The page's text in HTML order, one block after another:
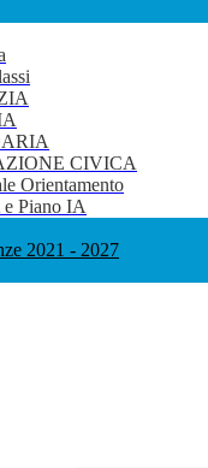
CIVICA
Orientamento
Piano IA
2021 - 2027